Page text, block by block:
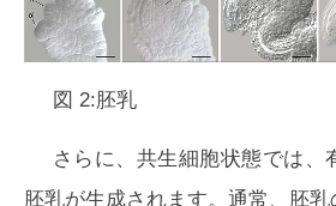
図 2:胚乳
さらに、共生細胞状態では、
胚乳が生成されます。通常、胚